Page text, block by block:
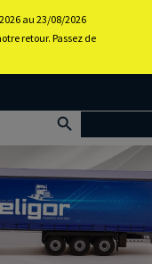
Retour
au 23/08/2026
retour. Passez de